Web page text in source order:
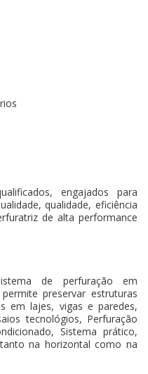
engajados para
qualidade, eficiência
de alta performance
de perfuração em
preservar estruturas
em lajes, vigas e paredes,
tecnológios, Perfuração
Sistema prático,
na horizontal como na